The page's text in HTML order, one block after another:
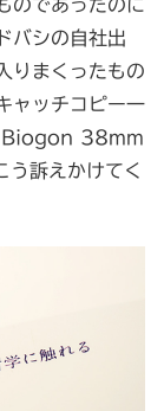
のであったのに
バシの自社出
りまくったもの
ャッチコピー一
Biogon 38mm
訴えかけてく